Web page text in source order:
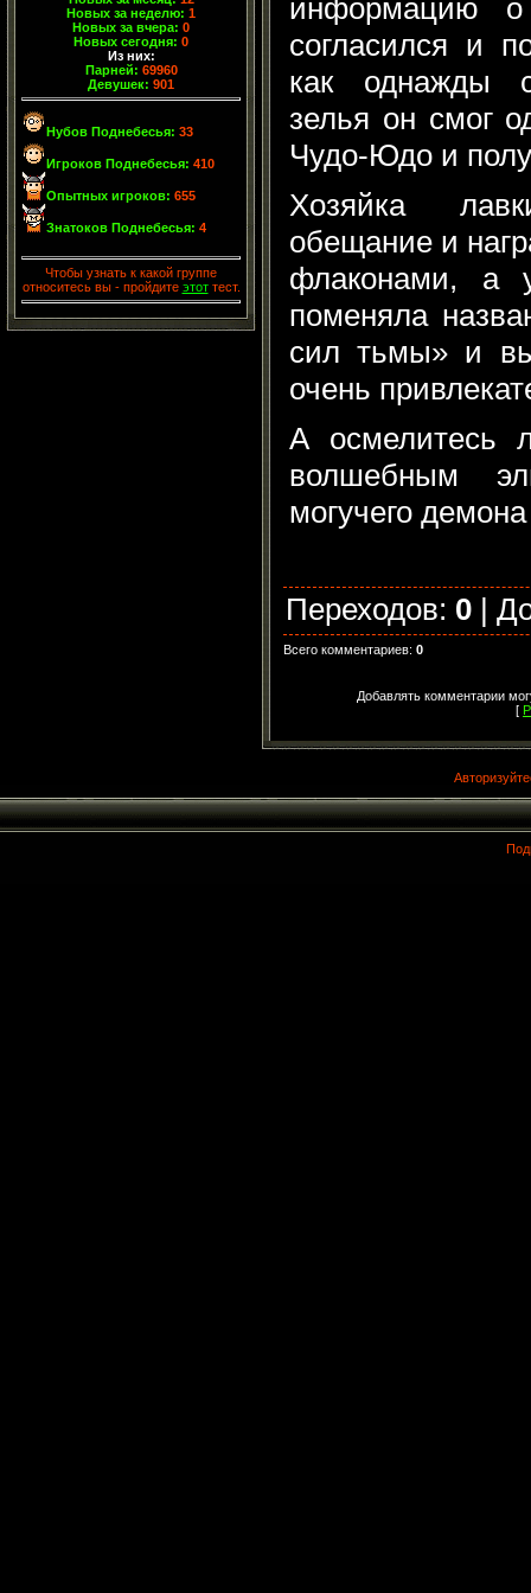
Новых за неделю: 1
Новых за вчера: 0
Новых сегодня: 0
Из них:
Парней: 69960
Девушек: 901
Нубов Поднебесья: 33
Игроков Поднебесья: 410
Опытных игроков: 655
Знатоков Поднебесья: 4
Чтобы узнать к какой группе
относитесь вы - пройдите этоттест.
информацию о
согласился и
как однажды
зелья он смог
Чудо-Юдо и
Хозяйка
обещание и
флаконами, а
поменяла
сил тьмы» и
очень
А осмелитесь
волшебным
могучего
Переходов: 0 |
Всего комментариев: 0
Добавлять комментарии
[